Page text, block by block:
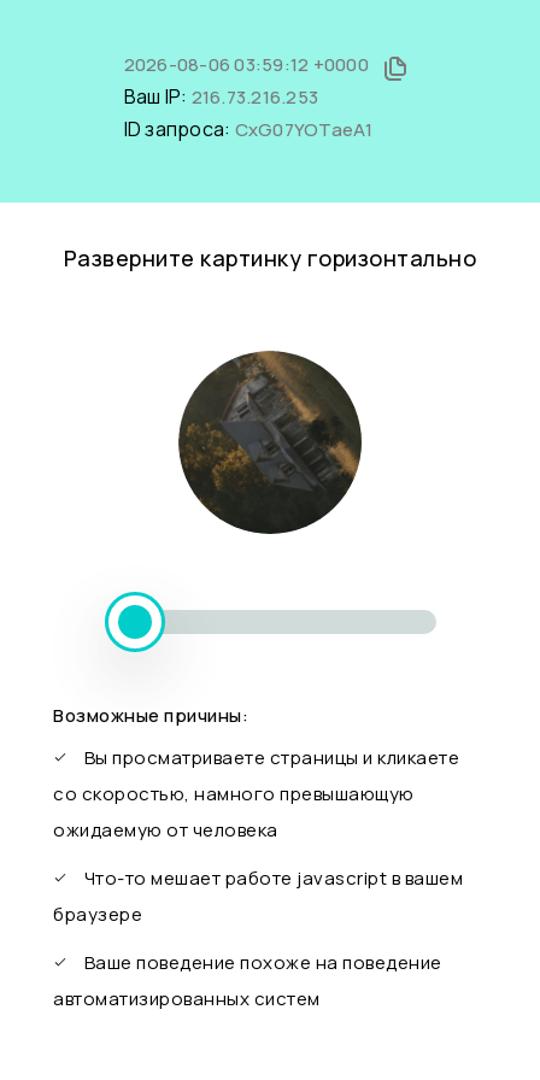
2026-08-06 03:59:12 +0000
Ваш IP: 216.73.216.253
ID запроса: CxG07YOTaeA1
Разверните картинку горизонтально
Возможные причины:
Вы просматриваете страницы и кликаете
со скоростью, намного превышающую
ожидаемую от человека
Что-то мешает работе javascript в вашем
браузере
Ваше поведение похоже на поведение
автоматизированных систем